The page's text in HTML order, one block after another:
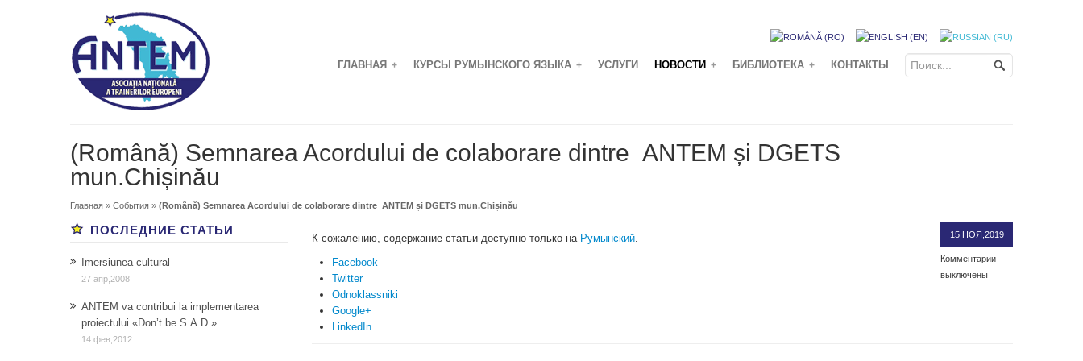
ГЛАВНАЯ + КУРСЫ РУМЫНСКОГО ЯЗЫКА + УСЛУГИ НОВОСТИ + БИБЛИОТЕКА + КОНТАКТЫ
(Română) Semnarea Acordului de colaborare dintre ANTEM și DGETS
mun.Chișinău
Главная » События » (Română) Semnarea Acordului de colaborare dintre ANTEM și DGETS mun.Chișinău
15 НОЯ,2019
Комментарии
выключены
К сожалению, содержание статьи доступно только на Румынский.
Facebook
Twitter
Odnoklassniki
Google+
LinkedIn
ПОСЛЕДНИЕ СТАТЬИ
Imersiunea cultural
27 апр,2008
ANTEM va contribui la implementarea
proiectului «Don’t be S.A.D.»
14 фев,2012